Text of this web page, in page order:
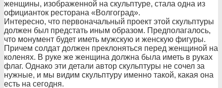
женщины, изображенной на скульптуре, стала одна из
официанток ресторана «Волгоград».
Интересно, что первоначальный проект этой скульптуры
должен был предстать иным образом. Предполагалось,
что монумент будет иметь мужскую и женскую фигуры.
Причем солдат должен преклоняться перед женщиной на
коленях. В руке же женщина должна была иметь в руках
флаг. Однако эти детали автор скульптуры не сочел за
нужные, и мы видим скульптуру именно такой, какая она
есть на сегодня.